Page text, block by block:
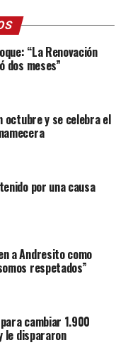
“La Renovación
dos meses”
octubre y se celebra el
por una causa
a Andresito como
respetados”
cambiar 1.900
le dispararon